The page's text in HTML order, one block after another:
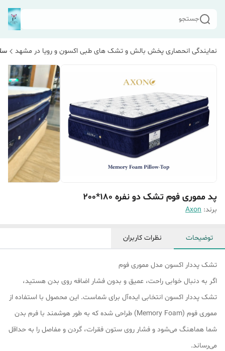
جستجو
نمایندگی انحصاری پخش بالش و تشک های طبی اکسون و رویا در مشهد
پد مموری فوم تشک دو نفره 180*200
برند: Axon
توضیحات نظرات کاربران
تشک پددار اکسون مدل مموری فوم
اگر به دنبال خوابی راحت، عمیق و بدون فشار اضافه روی بدن هستید،
تشک پددار اکسون انتخابی ایده‌آل برای شماست. این محصول با استفاده از
مموری فوم (Memory Foam) طراحی شده که به طور هوشمند با فرم بدن
شما هماهنگ می‌شود و فشار روی ستون فقرات، گردن و مفاصل را به حداقل
می‌رساند.